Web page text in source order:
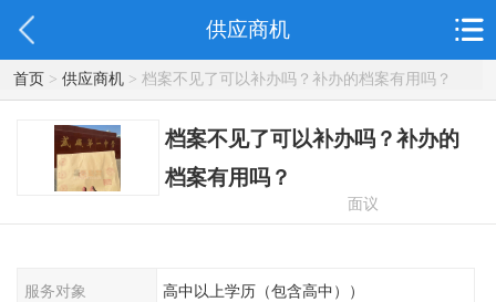
供应商机
首页> 供应商机> 档案不见了可以补办吗？补办的档案有用吗？
档案不见了可以补办吗？补办的
档案有用吗？
面议
服务对象 高中以上学历（包含高中））